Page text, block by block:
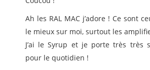
Ah les RAL MAC j’adore ! Ce sont
le mieux sur moi, surtout les
J’ai le Syrup et je porte très très
pour le quotidien !